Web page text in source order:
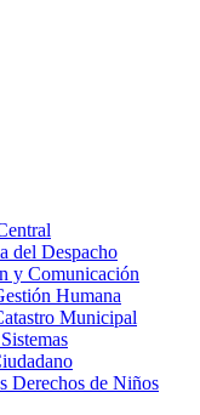
del Despacho
y Comunicación
Humana
Municipal
Derechos de Niños